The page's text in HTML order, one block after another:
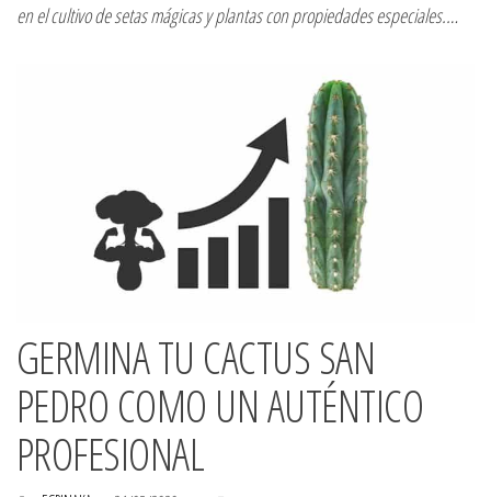
en el cultivo de setas mágicas y plantas con propiedades especiales.…
GERMINA TU CACTUS SAN
PEDRO COMO UN AUTÉNTICO
PROFESIONAL